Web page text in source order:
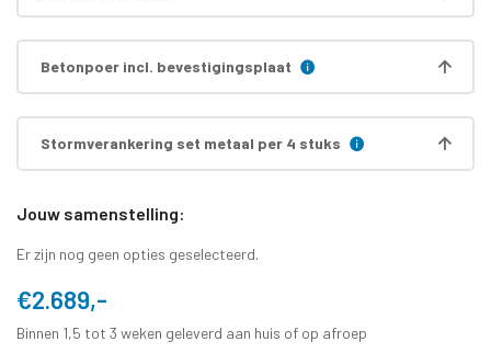
Betonpoer incl. bevestigingsplaat
Stormverankering set metaal per 4 stuks
Jouw samenstelling:
Er zijn nog geen opties geselecteerd.
€2.689,-
Binnen 1,5 tot 3 weken geleverd aan huis of op afroep